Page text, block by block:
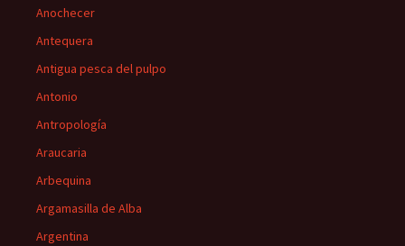
Anochecer
Antequera
Antigua pesca del pulpo
Antonio
Antropología
Araucaria
Arbequina
Argamasilla de Alba
Argentina